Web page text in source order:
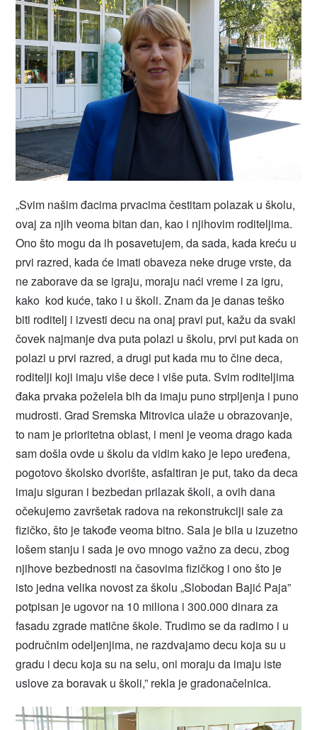
„Svim našim đacima prvacima čestitam polazak u školu,
ovaj za njih veoma bitan dan, kao i njihovim roditeljima.
Ono što mogu da ih posavetujem, da sada, kada kreću u
prvi razred, kada će imati obaveza neke druge vrste, da
ne zaborave da se igraju, moraju naći vreme i za igru,
kako kod kuće, tako i u školi. Znam da je danas teško
biti roditelj i izvesti decu na onaj pravi put, kažu da svaki
čovek najmanje dva puta polazi u školu, prvi put kada on
polazi u prvi razred, a drugi put kada mu to čine deca,
roditelji koji imaju više dece i više puta. Svim roditeljima
đaka prvaka poželela bih da imaju puno strpljenja i puno
mudrosti. Grad Sremska Mitrovica ulaže u obrazovanje,
to nam je prioritetna oblast, i meni je veoma drago kada
sam došla ovde u školu da vidim kako je lepo uređena,
pogotovo školsko dvorište, asfaltiran je put, tako da deca
imaju siguran i bezbedan prilazak školi, a ovih dana
očekujemo završetak radova na rekonstrukciji sale za
fizičko, što je takođe veoma bitno. Sala je bila u izuzetno
lošem stanju i sada je ovo mnogo važno za decu, zbog
njihove bezbednosti na časovima fizičkog i ono što je
isto jedna velika novost za školu „Slobodan Bajić Paja”
potpisan je ugovor na 10 miliona i 300.000 dinara za
fasadu zgrade matične škole. Trudimo se da radimo i u
područnim odeljenjima, ne razdvajamo decu koja su u
gradu i decu koja su na selu, oni moraju da imaju iste
uslove za boravak u školi,” rekla je gradonačelnica.